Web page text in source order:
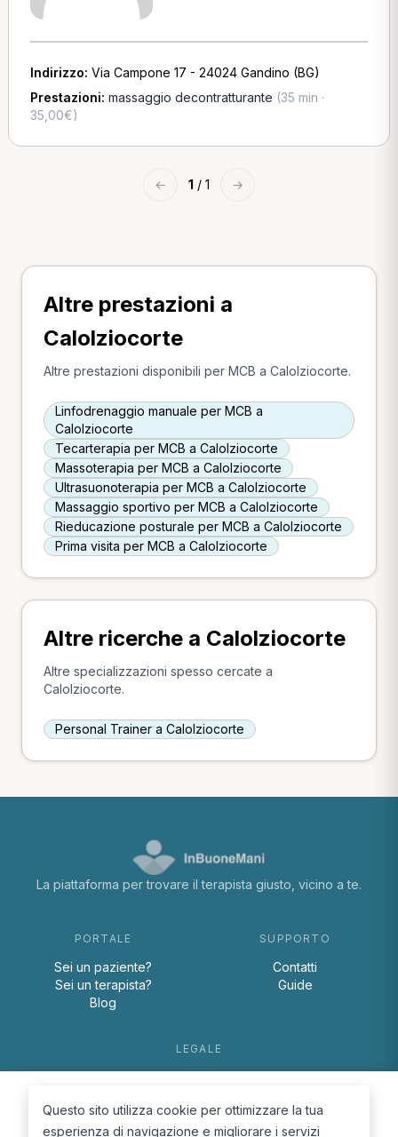
Indirizzo: Via Campone 17 - 24024 Gandino (BG)
Prestazioni: massaggio decontratturante (35 min ·
35,00€)
← 1 / 1 →
Altre prestazioni a
Calolziocorte
Altre prestazioni disponibili per MCB a Calolziocorte.
Linfodrenaggio manuale per MCB a
Calolziocorte
Tecarterapia per MCB a Calolziocorte
Massoterapia per MCB a Calolziocorte
Ultrasuonoterapia per MCB a Calolziocorte
Massaggio sportivo per MCB a Calolziocorte
Rieducazione posturale per MCB a Calolziocorte
Prima visita per MCB a Calolziocorte
Altre ricerche a Calolziocorte
Altre specializzazioni spesso cercate a
Calolziocorte.
Personal Trainer a Calolziocorte
La piattaforma per trovare il terapista giusto, vicino a te.
PORTALE
Sei un paziente?
Sei un terapista?
Blog
SUPPORTO
Contatti
Guide
LEGALE
Cookie Policy
Questo sito utilizza cookie per ottimizzare la tua
esperienza di navigazione e migliorare i servizi